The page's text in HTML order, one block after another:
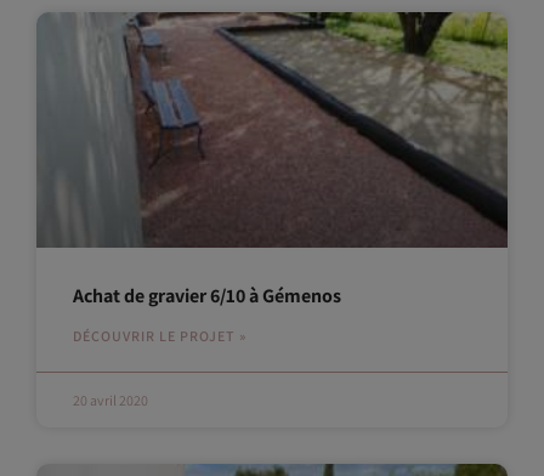
Achat de gravier 6/10 à Gémenos
DÉCOUVRIR LE PROJET »
20 avril 2020